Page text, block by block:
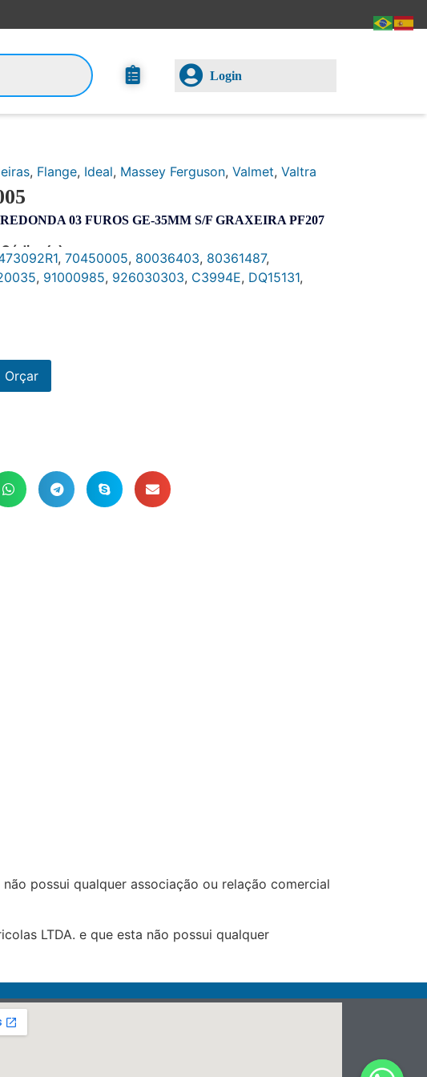
Login
, Flange, Ideal, Massey Ferguson, Valmet, Valtra
03 FUROS GE-35MM S/F GRAXEIRA PF207
, 70450005, 80036403, 80361487,
, 91000985, 926030303, C3994E, DQ15131,
Orçar
possui qualquer associação ou relação comercial
LTDA. e que esta não possui qualquer